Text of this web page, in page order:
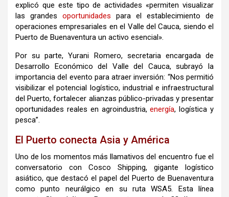
explicó que este tipo de actividades «permiten visualizar
las grandes oportunidades para el establecimiento de
operaciones empresariales en el Valle del Cauca, siendo el
Puerto de Buenaventura un activo esencial».
Por su parte, Yurani Romero, secretaria encargada de
Desarrollo Económico del Valle del Cauca, subrayó la
importancia del evento para atraer inversión: “Nos permitió
visibilizar el potencial logístico, industrial e infraestructural
del Puerto, fortalecer alianzas público-privadas y presentar
oportunidades reales en agroindustria,energía, logística y
pesca”.
El Puerto conecta Asia y América
Uno de los momentos más llamativos del encuentro fue el
conversatorio con Cosco Shipping, gigante logístico
asiático, que destacó el papel del Puerto de Buenaventura
como punto neurálgico en su ruta WSA5. Esta línea